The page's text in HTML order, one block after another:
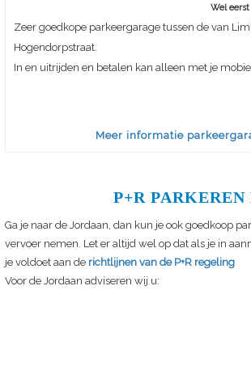
Wel
Zeer goedkope parkeergarage tussen de van
Hogendorpstraat.
In en uitrijden en betalen kan alleen met je
Meer informatie
P+R
Ga je naar de Jordaan, dan kun je ook goedkoop
vervoer nemen. Let er altijd wel op dat als je in
je voldoet aan de richtlijnen van de P+R regeling
Voor de Jordaan adviseren wij u: